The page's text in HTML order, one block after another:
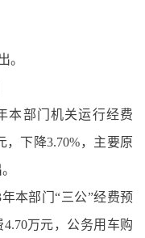
。
本部门机关运行经费
，下降3.70%，主要原
年本部门“三公”经费预
万元，公务用车购